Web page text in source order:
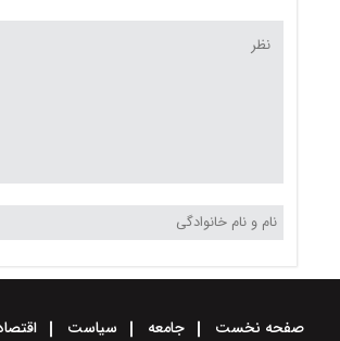
صفحه نخست جامعه سیاست